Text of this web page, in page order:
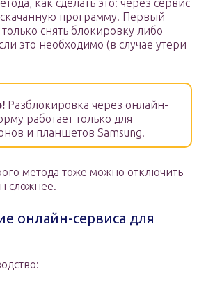
как сделать это: через сервис
программу. Первый
снять блокировку либо
это необходимо (в случае утери
Разблокировка через онлайн-
работает только для
и планшетов Samsung.
метода тоже можно отключить
сложнее.
онлайн-сервиса для